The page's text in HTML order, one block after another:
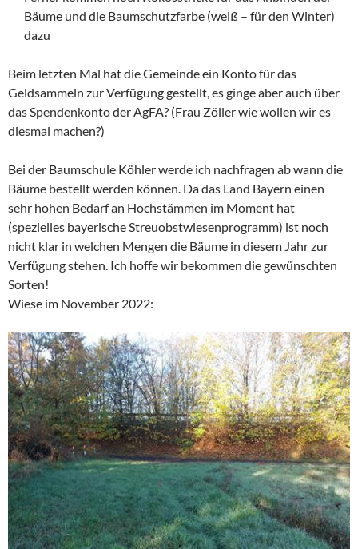
Bäume und die Baumschutzfarbe (weiß – für den Winter)
dazu
Beim letzten Mal hat die Gemeinde ein Konto für das
Geldsammeln zur Verfügung gestellt, es ginge aber auch über
das Spendenkonto der AgFA? (Frau Zöller wie wollen wir es
diesmal machen?)
Bei der Baumschule Köhler werde ich nachfragen ab wann die
Bäume bestellt werden können. Da das Land Bayern einen
sehr hohen Bedarf an Hochstämmen im Moment hat
(spezielles bayerische Streuobstwiesenprogramm) ist noch
nicht klar in welchen Mengen die Bäume in diesem Jahr zur
Verfügung stehen. Ich hoffe wir bekommen die gewünschten
Sorten!
Wiese im November 2022: